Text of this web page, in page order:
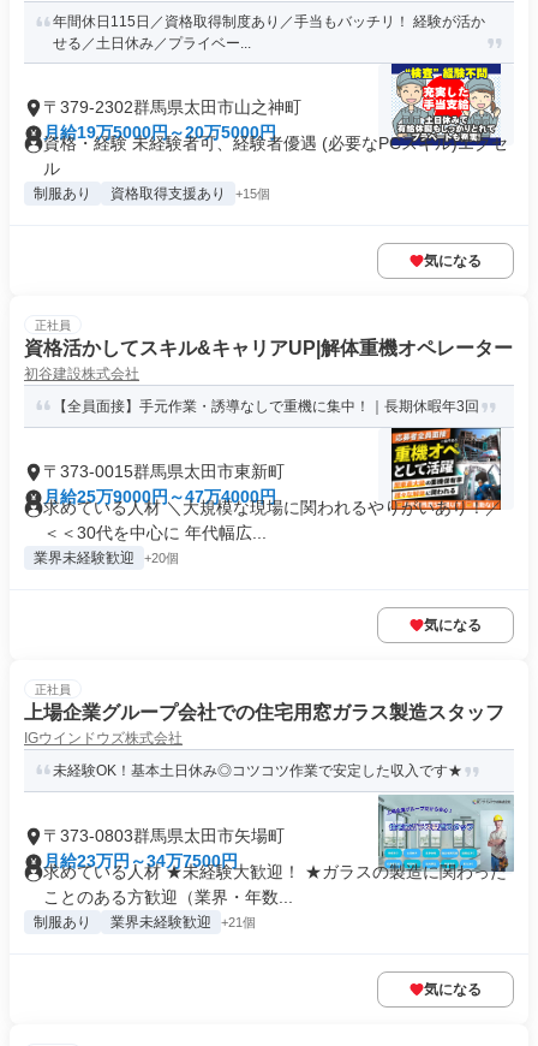
年間休日115日／資格取得制度あり／手当もバッチリ！ 経験が活か
せる／土日休み／プライベー...
〒379-2302群馬県太田市山之神町
月給19万5000円～20万5000円
資格・経験 未経験者可、経験者優遇 (必要なPCスキル)エクセ
ル
制服あり 資格取得支援あり +15個
気になる
正社員
資格活かしてスキル&キャリアUP|解体重機オペレーター
初谷建設株式会社
【全員面接】手元作業・誘導なしで重機に集中！｜長期休暇年3回
〒373-0015群馬県太田市東新町
月給25万9000円～47万4000円
求めている人材 ＼大規模な現場に関われるやりがいあり！／
＜＜30代を中心に 年代幅広...
業界未経験歓迎 +20個
気になる
正社員
上場企業グループ会社での住宅用窓ガラス製造スタッフ
IGウインドウズ株式会社
未経験OK！基本土日休み◎コツコツ作業で安定した収入です★
〒373-0803群馬県太田市矢場町
月給23万円～34万7500円
求めている人材 ★未経験大歓迎！ ★ガラスの製造に関わった
ことのある方歓迎（業界・年数...
制服あり 業界未経験歓迎 +21個
気になる